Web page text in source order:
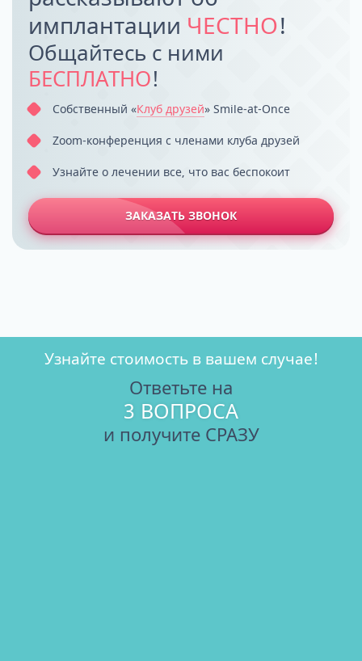
имплантации ЧЕСТНО!
Общайтесь с ними
БЕСПЛАТНО!
Собственный «Клуб друзей» Smile-at-Once
Zoom-конференция с членами клуба друзей
Узнайте о лечении все, что вас беспокоит
ЗАКАЗАТЬ ЗВОНОК
Узнайте стоимость в вашем случае!
Ответьте на
3 ВОПРОСА
и получите СРАЗУ